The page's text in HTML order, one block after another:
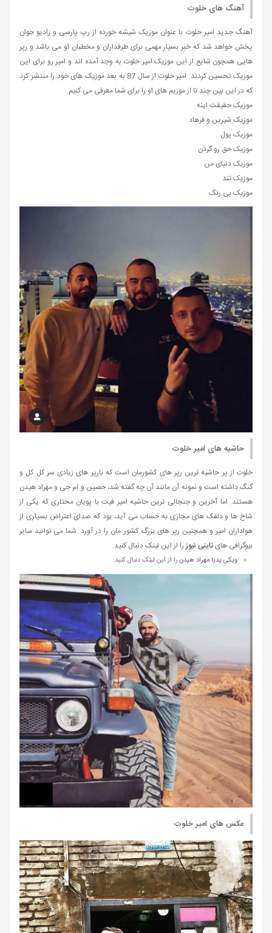
آهنگ های خلوت
آهنگ جدید امیر خلوت با عنوان موزیک شیشه خورده از رپ پارسی و رادیو جوان
پخش خواهد شد که خبر بسیار مهمی برای طرفداران و مخطبان او می باشد و رپر
هایی همچون شایع از این موزیک امیر خلوت به وجد آمده اند و امیر رو برای این
موزیک تحسین کردند. امیر خلوت از سال 87 به بعد موزیک های خود را منتشر کرد
که در این بین چند تا از موزیم های او را برای شما معرفی می کنیم.
موزیک حقیقت اینه
موزیک شیرین و فرهاد
موزیک پول
موزیک حق رو گردن
موزیک دنیای من
موزیک تند
موزیک بی رنگ
حاشیه های امیر خلوت
خلوت از پر حاشیه ترین رپر های کشورمان است که بارپر های زیادی سر کل کل و
گنگ داشته است و نمونه آن مانند آن چه گفته شد، حصین و ام جی و مهراد هیدن
هستند. اما آخرین و جنجالی ترین حاشیه امیر فیت با پویان مختاری که یکی از
شاخ ها و دلقک های مجازی به حساب می آید، بود که صدای اعتراض بسیاری از
هواداران امیر و همچنین رپر های بزرگ کشور مان را در آورد. شما می توانید سایر
بیوگرافی هایتاینی نیوز را از این لینک دنبال کنید.
ویکی پدیا مهراد هیدنرا از این لینک دنبال کنید.
عکس های امیر خلوت